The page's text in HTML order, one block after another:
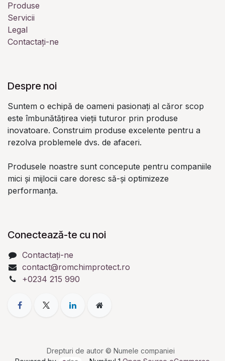
Produse
Servicii
Legal
Contactați-ne
Despre noi
Suntem o echipă de oameni pasionați al căror scop
este îmbunătățirea vieții tuturor prin produse
inovatoare. Construim produse excelente pentru a
rezolva problemele dvs. de afaceri.
Produsele noastre sunt concepute pentru companiile
mici și mijlocii care doresc să-și optimizeze
performanța.
Conectează-te cu noi
Contactați-ne
contact@romchimprotect.ro
+0234 215 990
Drepturi de autor © Numele companiei